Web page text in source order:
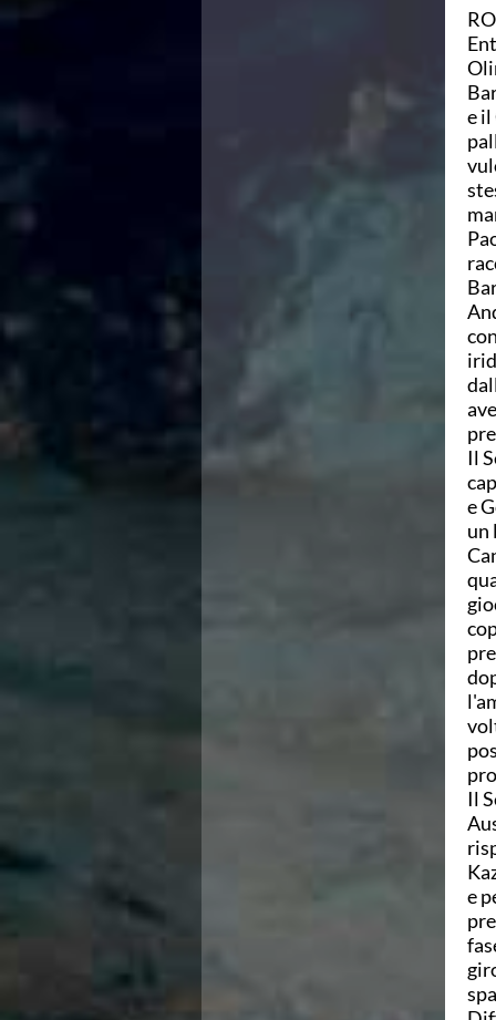
Primati
Albi d'oro - Primati
News
Sedi Regionali e Provinciali
e il
Il
e
un
Il
e